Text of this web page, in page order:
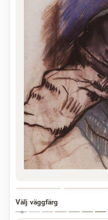
Välj väggfärg